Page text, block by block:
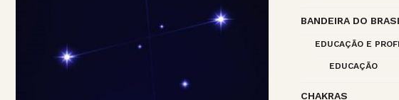
BANDEIRA DO
EDUCAÇÃO E
EDUCAÇÃO
CHAKRAS